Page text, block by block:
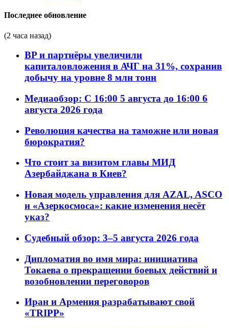
Последнее обновление
(2 часа назад)
BP и партнёры увеличили
капиталовложения в АЧГ на 31%, сохранив
добычу на уровне 8 млн тонн
Медиаобзор: С 16:00 5 августа до 16:00 6
августа 2026 года
Революция качества на таможне или новая
бюрократия?
Что стоит за визитом главы МИД
Азербайджана в Киев?
Новая модель управления для AZAL, ASCO
и «Азеркосмоса»: какие изменения несёт
указ?
Судебный обзор: 3–5 августа 2026 года
Дипломатия во имя мира: инициатива
Токаева о прекращении боевых действий и
возобновлении переговоров
Иран и Армения разрабатывают свой
«TRIPP»